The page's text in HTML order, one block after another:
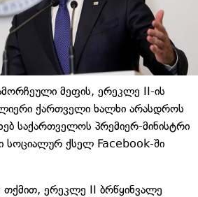
მეფის, ერეკლე II-ის
ქართველი ხალხი არასდროს
საქართველოს პრემიერ-მინისტრი
სოციალურ ქსელ Facebook-ში
თქმით, ერეკლე II ბრწყინვალე